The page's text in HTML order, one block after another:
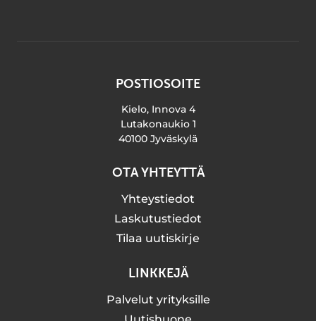
POSTIOSOITE
Kielo, Innova 4
Lutakonaukio 1
40100 Jyväskylä
OTA YHTEYTTÄ
Yhteystiedot
Laskutustiedot
Tilaa uutiskirje
LINKKEJÄ
Palvelut yrityksille